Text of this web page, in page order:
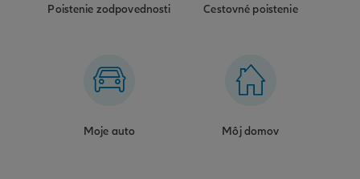
Poistenie zodpovednosti Cestovné poistenie
Moje auto Môj domov